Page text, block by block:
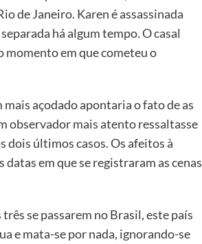
de Janeiro. Karen é assassinada
há algum tempo. O casal
momento em que cometeu o
mais açodado apontaria o fato de as
observador mais atento ressaltasse
dois últimos casos. Os afeitos à
em que se registraram as cenas
se passarem no Brasil, este país
e mata-se por nada, ignorando-se